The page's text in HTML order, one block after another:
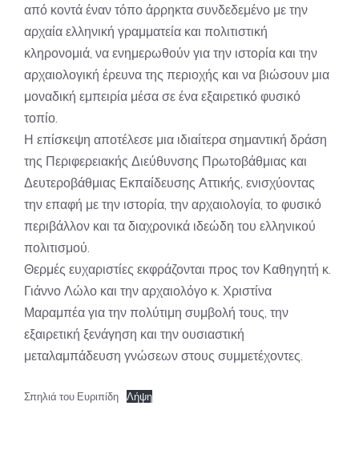
από κοντά έναν τόπο άρρηκτα συνδεδεμένο με την
αρχαία ελληνική γραμματεία και πολιτιστική
κληρονομιά, να ενημερωθούν για την ιστορία και την
αρχαιολογική έρευνα της περιοχής και να βιώσουν μια
μοναδική εμπειρία μέσα σε ένα εξαιρετικό φυσικό
τοπίο.
Η επίσκεψη αποτέλεσε μια ιδιαίτερα σημαντική δράση
της Περιφερειακής Διεύθυνσης Πρωτοβάθμιας και
Δευτεροβάθμιας Εκπαίδευσης Αττικής, ενισχύοντας
την επαφή με την ιστορία, την αρχαιολογία, το φυσικό
περιβάλλον και τα διαχρονικά ιδεώδη του ελληνικού
πολιτισμού.
Θερμές ευχαριστίες εκφράζονται προς τον Καθηγητή κ.
Γιάννο Λώλο και την αρχαιολόγο κ. Χριστίνα
Μαραμπέα για την πολύτιμη συμβολή τους, την
εξαιρετική ξενάγηση και την ουσιαστική
μεταλαμπάδευση γνώσεων στους συμμετέχοντες.
Σπηλιά του Ευριπίδη Λήψη